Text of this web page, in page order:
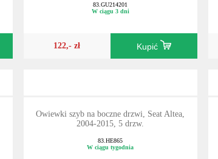
83.GU214201
W ciągu 3 dni
122,- zł Kupić
Owiewki szyb na boczne drzwi, Seat Altea,
2004-2015, 5 drzw.
83.HE865
W ciągu tygodnia